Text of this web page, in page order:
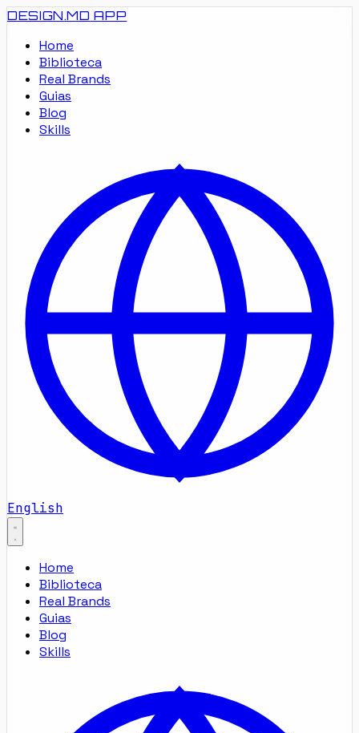
DESIGN.MD APP
Home
Biblioteca
Real Brands
Guias
Blog
Skills
English
Home
Biblioteca
Real Brands
Guias
Blog
Skills